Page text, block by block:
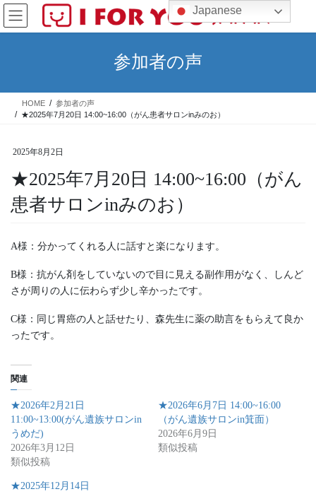
コ
ン
テ
ス
ナ
ビ
ゲ
ン
参加者の声
HOME
参加者の声
★2025年7月20日 14:00~16:00（がん患者サロンinみのお）
2025年8月2日
★2025年7月20日 14:00~16:00（がん
患者サロンinみのお）
A様：分かってくれる人に話すと楽になります。
B様：抗がん剤をしていないので目に見える副作用がなく、しんど
さが周りの人に伝わらず少し辛かったです。
C様：同じ胃癌の人と話せたり、森先生に薬の助言をもらえて良か
ったです。
関連
★2026年2月21日
11:00~13:00(がん遺族サロンin
うめだ)
2026年3月12日
類似投稿
★2026年6月7日 14:00~16:00
（がん遺族サロンin箕面）
2026年6月9日
類似投稿
★2025年12月14日
Japanese